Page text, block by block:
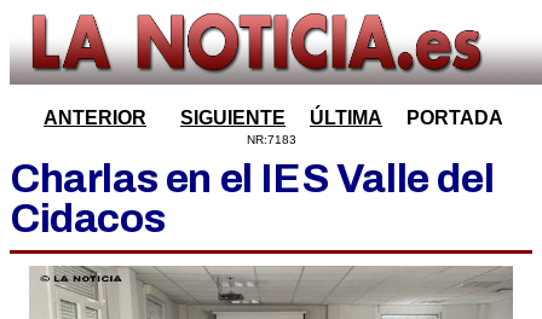
ANTERIOR SIGUIENTE ÚLTIMA PORTADA
NR:7183
Charlas en el IES Valle del
Cidacos